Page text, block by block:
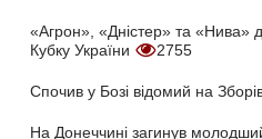
«Агрон», «Дністер» та «Нива»
Кубку України
2755
Спочив у Бозі відомий на
На Донеччині загинув